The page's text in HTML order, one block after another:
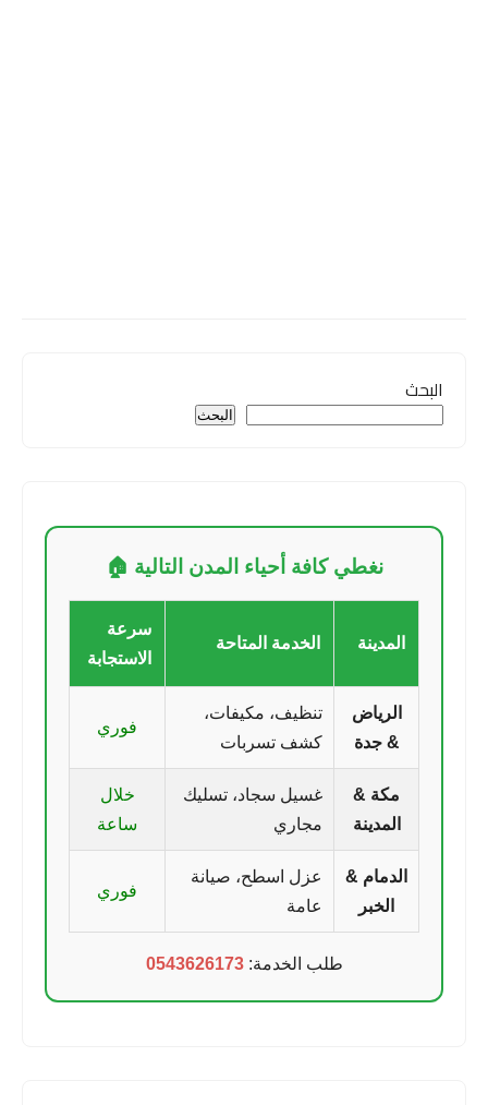
البحث
البحث
نغطي كافة أحياء المدن التالية 🏠
المدينة الخدمة المتاحة
سرعة
الاستجابة
الرياض
& جدة
تنظيف، مكيفات،
كشف تسربات
فوري
مكة &
المدينة
غسيل سجاد، تسليك
مجاري
خلال
ساعة
الدمام &
الخبر
عزل اسطح، صيانة
عامة
فوري
طلب الخدمة:0543626173